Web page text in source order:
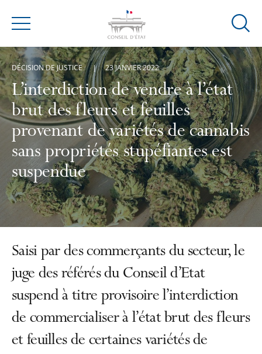
Menu
Ouvrir
de
L’interdiction de vendre à l’état
brut des fleurs et feuilles
provenant de variétés de cannabis
sans propriétés stupéfiantes est
suspendue
DÉCISION DE JUSTICE 23 JANVIER 2022
Saisi par des commerçants du secteur, le
juge des référés du Conseil d’Etat
suspend à titre provisoire l’interdiction
de commercialiser à l’état brut des fleurs
et feuilles de certaines variétés de